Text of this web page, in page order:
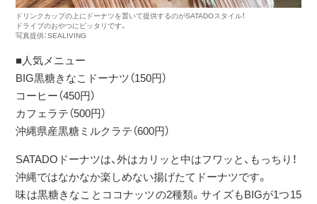
ドリンクカップの上にドーナツを置いて提供するのがSATADOスタイル！
ドライブのおやつにピッタリです。
写真提供：SEALIVING
■人気メニュー
BIG黒糖きなこドーナツ（150円）
コーヒー（450円）
カフェラテ（500円）
沖縄県産黒糖ミルクラテ（600円）
SATADOドーナツは、外はカリッと中はフワッと、もっちり！
沖縄ではなかなか楽しめない揚げたてドーナツです。
味は黒糖きなことココナッツの2種類。サイズもBIGが1つ15